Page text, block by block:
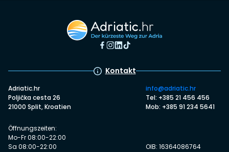
Kontakt
Adriatic.hr
Poljička cesta 26
21000 Split, Kroatien
info@adriatic.hr
Tel: +385 21 456 456
Mob: +385 91 234 5641
Öffnungszeiten:
Mo-Fr 08:00-22:00
Sa 08:00-22:00
OIB: 16364086764